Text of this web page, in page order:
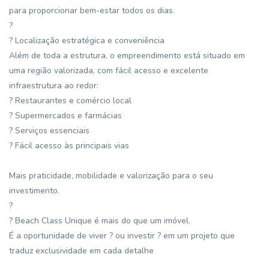
para proporcionar bem-estar todos os dias.
?
? Localização estratégica e conveniência
Além de toda a estrutura, o empreendimento está situado em
uma região valorizada, com fácil acesso e excelente
infraestrutura ao redor:
? Restaurantes e comércio local
? Supermercados e farmácias
? Serviços essenciais
? Fácil acesso às principais vias
Mais praticidade, mobilidade e valorização para o seu
investimento.
?
? Beach Class Unique é mais do que um imóvel.
É a oportunidade de viver ? ou investir ? em um projeto que
traduz exclusividade em cada detalhe